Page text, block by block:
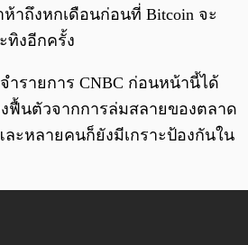
าถึงหกเดือนก่อนที่ Bitcoin จะ
ทิงอีกครั้ง
ำรายการ CNBC ก่อนหน้านี้ได้
ฟื้นตัวจากการล่มสลายของตลาด
ะหลายคนก็ยังมีเกราะป้องกันใน